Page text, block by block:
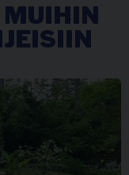
MUIHIN